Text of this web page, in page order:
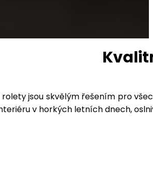
rolety jsou skvělým řešením pro
v horkých letních dnech,